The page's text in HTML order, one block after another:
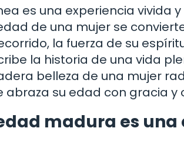
es una experiencia vivida
de una mujer se
la fuerza de su
la historia de una vida
belleza de una mujer
su edad con gracia y
madura es una